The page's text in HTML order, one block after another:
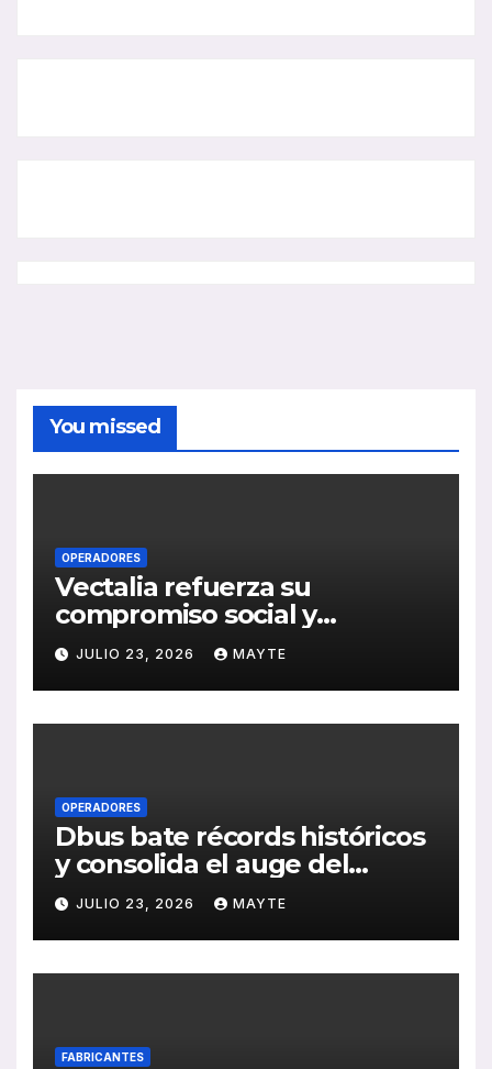
You missed
OPERADORES
Vectalia refuerza su
compromiso social y
medioambiental con la
publicación de su Memoria
de RSC 2025
JULIO 23, 2026 MAYTE
OPERADORES
Dbus bate récords históricos
y consolida el auge del
transporte público en San
Sebastián
JULIO 23, 2026 MAYTE
FABRICANTES